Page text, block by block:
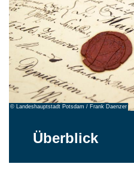
© Landeshauptstadt Potsdam / Frank Daenzer
Überblick